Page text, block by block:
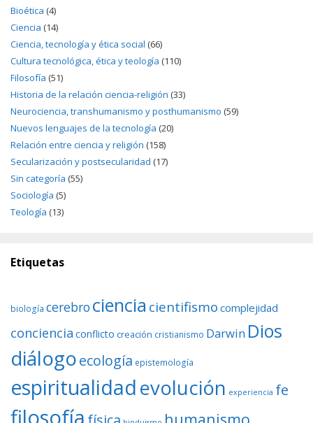
Bioética (4)
Ciencia (14)
Ciencia, tecnología y ética social (66)
Cultura tecnológica, ética y teología (110)
Filosofía (51)
Historia de la relación ciencia-religión (33)
Neurociencia, transhumanismo y posthumanismo (59)
Nuevos lenguajes de la tecnología (20)
Relación entre ciencia y religión (158)
Secularización y postsecularidad (17)
Sin categoría (55)
Sociología (5)
Teología (13)
Etiquetas
biología cerebro ciencia cientifismo complejidad
conciencia conflicto creación cristianismo Darwin Dios
diálogoecología epistemología
espiritualidadevolución experiencia fe
filosofía